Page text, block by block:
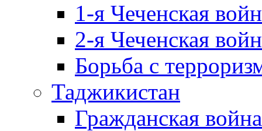
1-я Чеченская
2-я Чеченская
Борьба с
Таджикистан
Гражданская